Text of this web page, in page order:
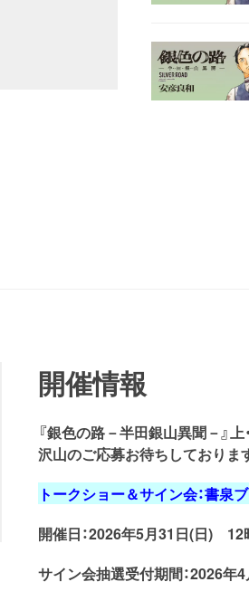
開催情報
『銀色の路－半田銀山異聞－』
沢山のご応募お待ちしておりま
トークショー＆サイン会：書泉
開催日：2026年5月31日(日) 12
サイン会抽選受付期間：2026